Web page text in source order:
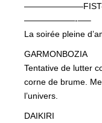
——————-—–
La soirée pleine
GARMONBOZIA
Tentative de lutter
corne de brume.
l’univers.
DAIKIRI